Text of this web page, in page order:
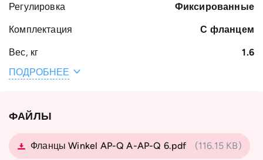
Регулировка Фиксированные
Комплектация С фланцем
Вес, кг 1.6
Наружный
Тип профиля PR 1 NbV
Тип
с фланцем
ПОДРОБНЕЕ
ФАЙЛЫ
Фланцы Winkel AP-Q A-AP-Q 6.pdf (116.15 KB)